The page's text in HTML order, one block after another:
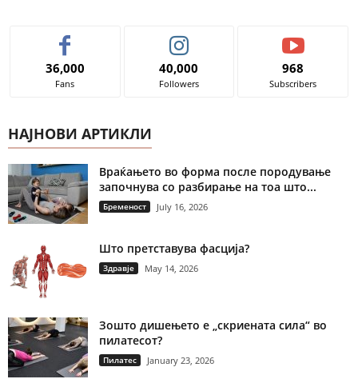
36,000
Fans
40,000
Followers
968
Subscribers
НАЈНОВИ АРТИКЛИ
Враќањето во форма после породување
започнува со разбирање на тоа што...
Бременост July 16, 2026
Што претставува фасција?
Здравје May 14, 2026
Зошто дишењето е „скриената сила“ во
пилатесот?
Пилатес January 23, 2026